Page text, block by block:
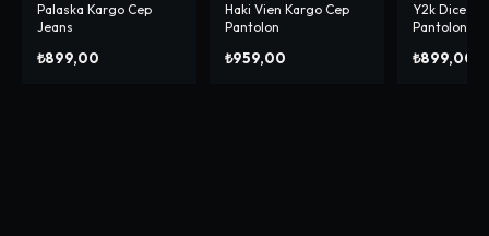
Palaska Kargo Cep
Jeans
₺899,00
Haki Vien Kargo Cep
Pantolon
₺959,00
-%20
Y2k Dice
Pantolon
₺899,00